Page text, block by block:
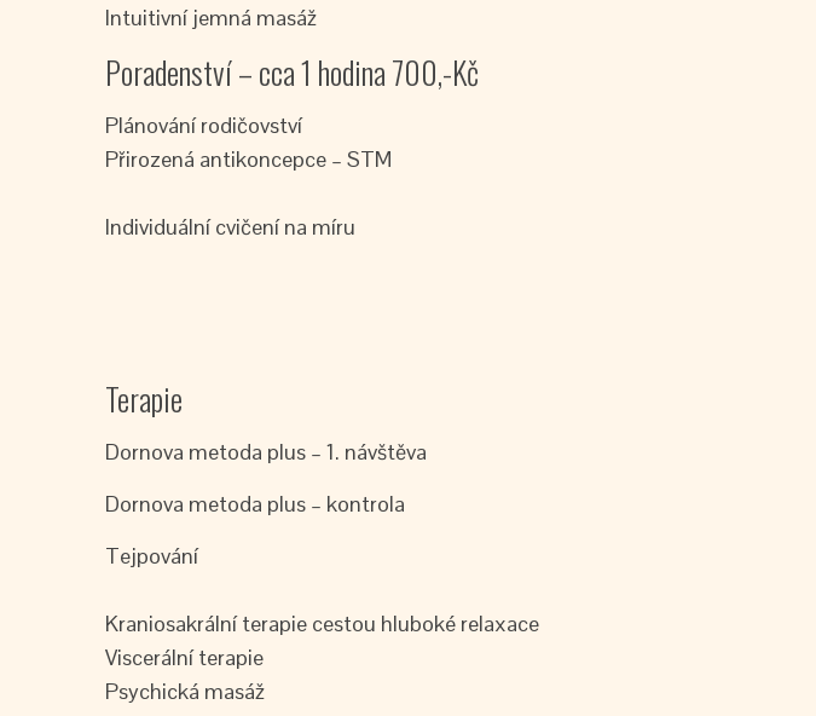
Intuitivní jemná masáž
Poradenství – cca 1 hodina 700,-Kč
Plánování rodičovství
Přirozená antikoncepce – STM
Individuální cvičení na míru
Terapie
Dornova metoda plus – 1. návštěva
Dornova metoda plus – kontrola
Tejpování
Kraniosakrální terapie cestou hluboké relaxace
Viscerální terapie
Psychická masáž